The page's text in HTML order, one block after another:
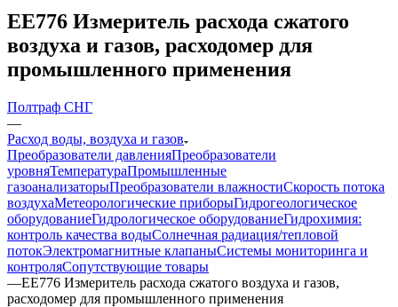
ЕЕ776 Измеритель расхода сжатого
воздуха и газов, расходомер для
промышленного применения
Полтраф СНГ
—
Расход воды, воздуха и газов
Преобразователи давленияПреобразователи
уровняТемператураПромышленные
газоанализаторыПреобразователи влажностиСкорость потока
воздухаМетеорологические приборыГидрогеологическое
оборудованиеГидрологическое оборудованиеГидрохимия:
контроль качества водыСолнечная радиация/тепловой
потокЭлектромагнитные клапаныСистемы мониторинга и
контроляСопутствующие товары
—ЕЕ776 Измеритель расхода сжатого воздуха и газов,
расходомер для промышленного применения